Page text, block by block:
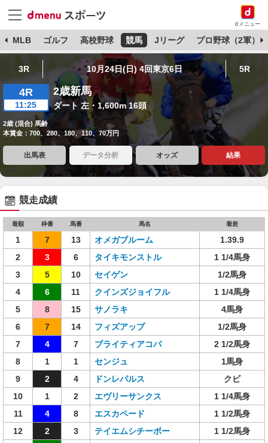
dメニュー
MLB ゴルフ 高校野球 競馬 Jリーグ プロ野球（2軍）
3R 10月24日(日) 4回東京6日 5R
4R
11:25
2歳新馬
ダート 左・1,600m 16頭
2歳 (混合) 馬齢
本賞金：700、280、180、110、70万円
出馬表 データ分析 オッズ 結果
競走成績
着順 枠番 馬番 馬名 着差
1 7 13 オメガブルーム
1.39.9
2
3 6 タイキモンストル
1 1/4馬身
3
5 10 セイゲン
1/2馬身
4
6 11 クインズジョイフル
1 1/4馬身
5
8 15 サノラキ
4馬身
6
7 14 フィズアップ
1/2馬身
7
4 7 ブライティアコバ
2 1/2馬身
8
1 1 センジュ
1馬身
9
2 4 ドンレパルス
クビ
10
1 2 エヴリーサンクス
1 1/4馬身
11
4 8 エスカペード
1 1/2馬身
12
2 3 テイエムシチーボー
1 1/2馬身